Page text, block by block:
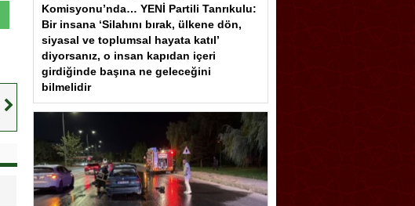
Komisyonu’nda… YENİ Partili Tanrıkulu:
Bir insana ‘Silahını bırak, ülkene dön,
siyasal ve toplumsal hayata katıl’
diyorsanız, o insan kapıdan içeri
girdiğinde başına ne geleceğini
bilmelidir